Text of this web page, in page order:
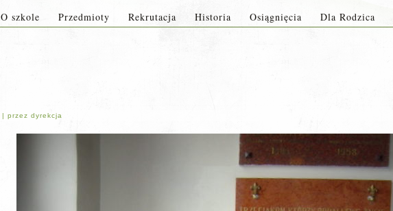
O szkole Przedmioty Rekrutacja Historia Osiągnięcia Dla Rodzica
| przez dyrekcja